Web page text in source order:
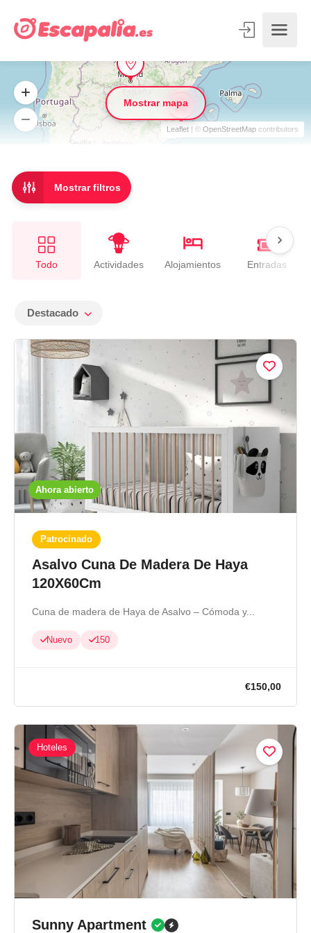
Mostrar filtros
Todo Actividades Alojamientos Entradas
Destacado
Ahora abierto
Patrocinado
Asalvo Cuna De Madera De Haya
120X60Cm
Cuna de madera de Haya de Asalvo – Cómoda y...
Nuevo 150
Hoteles
Sunny Apartment
Leaflet | © OpenStreetMap contributors
Mostrar mapa